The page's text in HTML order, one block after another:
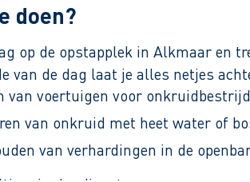
doen?
op de opstapplek in Alkmaar en
van de dag laat je alles netjes
van voertuigen voor
van onkruid met heet water of
van verhardingen in de